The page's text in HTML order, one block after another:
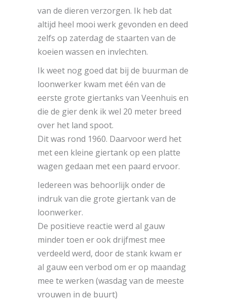
van de dieren verzorgen. Ik heb dat
altijd heel mooi werk gevonden en deed
zelfs op zaterdag de staarten van de
koeien wassen en invlechten.
Ik weet nog goed dat bij de buurman de
loonwerker kwam met één van de
eerste grote giertanks van Veenhuis en
die de gier denk ik wel 20 meter breed
over het land spoot.
Dit was rond 1960. Daarvoor werd het
met een kleine giertank op een platte
wagen gedaan met een paard ervoor.
Iedereen was behoorlijk onder de
indruk van die grote giertank van de
loonwerker.
De positieve reactie werd al gauw
minder toen er ook drijfmest mee
verdeeld werd, door de stank kwam er
al gauw een verbod om er op maandag
mee te werken (wasdag van de meeste
vrouwen in de buurt)